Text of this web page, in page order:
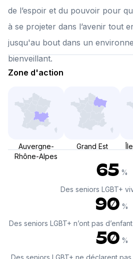
de l’espoir et du pouvoir pour
à se projeter dans l’avenir tout
jusqu'au bout dans un
bienveillant.
Zone d'action
Auvergne-
Rhône-Alpes
Grand Est
65 %
Des seniors LGBT+
90 %
Des seniors LGBT+ n’ont pas
50 %
Des seniors LGBT+ ne déclarent